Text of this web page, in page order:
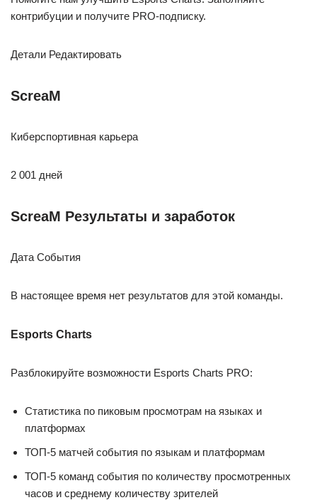
контрибуции и получите PRO-подписку.
Детали Редактировать
ScreaM
Киберспортивная карьера
2 001 дней
ScreaM Результаты и заработок
Дата События
В настоящее время нет результатов для этой команды.
Esports Charts
Разблокируйте возможности Esports Charts PRO:
Статистика по пиковым просмотрам на языках и
платформах
ТОП-5 матчей события по языкам и платформам
ТОП-5 команд события по количеству просмотренных
часов и среднему количеству зрителей